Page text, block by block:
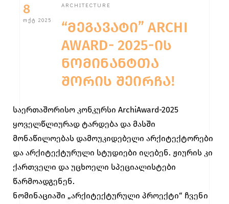
8
ᲝᲥᲢ 2025
ARCHITECTURE
“ᲛᲔᲒᲐᲕᲐᲢᲘ” ARCHI
AWARD- 2025-ᲘᲡ
ᲜᲝᲛᲘᲜᲐᲜᲢᲗᲐ
ᲨᲝᲠᲘᲡ ᲨᲔᲘᲠᲩᲐ!
საერთაშორისო კონკურსი ArchiAward-2025
ყოველწლიურად ტარდება და მასში
მონაწილოებას დამოუკიდებელი არქიტექტორები
და არქიტექტურული სტუდიები იღებენ. ჟიურის კი
ქართველი და უცხოელი სპეციალისტები
წარმოადგენენ.
ნომინაციაში „არქიტექტურული პროექტი“ ჩვენი